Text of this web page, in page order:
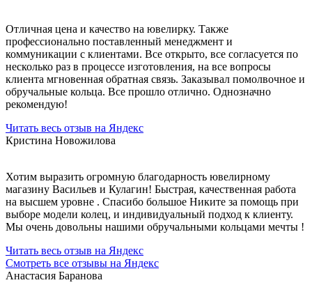
Отличная цена и качество на ювелирку. Также
профессионально поставленный менеджмент и
коммуникации с клиентами. Все открыто, все согласуется по
несколько раз в процессе изготовления, на все вопросы
клиента мгновенная обратная связь. Заказывал помолвочное и
обручальные кольца. Все прошло отлично. Однозначно
рекомендую!
Читать весь отзыв на Яндекс
Кристина Новожилова
Хотим выразить огромную благодарность ювелирному
магазину Васильев и Кулагин! Быстрая, качественная работа
на высшем уровне . Спасибо большое Никите за помощь при
выборе модели колец, и индивидуальный подход к клиенту.
Мы очень довольны нашими обручальными кольцами мечты !
Читать весь отзыв на Яндекс
Смотреть все отзывы на Яндекс
Анастасия Баранова